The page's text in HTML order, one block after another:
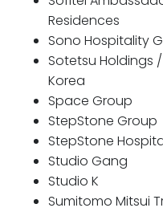
Residences
Sono Hospitality
Sotetsu Holdings
Korea
Space Group
StepStone Group
StepStone
Studio Gang
Studio K
Sumitomo Mitsui